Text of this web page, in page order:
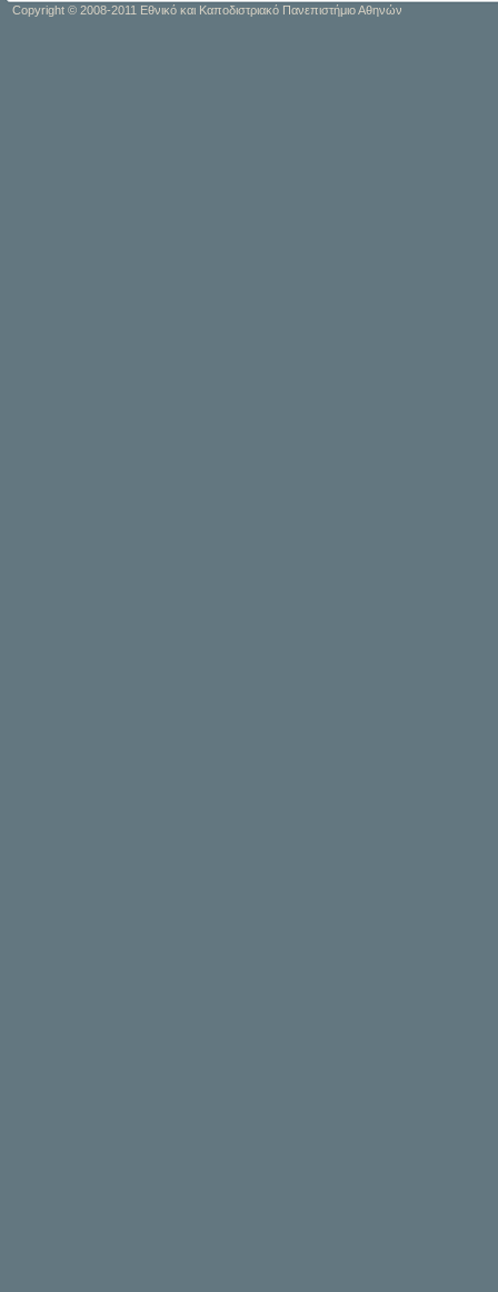
Copyright © 2008-2011 Εθνικό και Καποδιστριακό Πανεπιστήμιο Αθηνών